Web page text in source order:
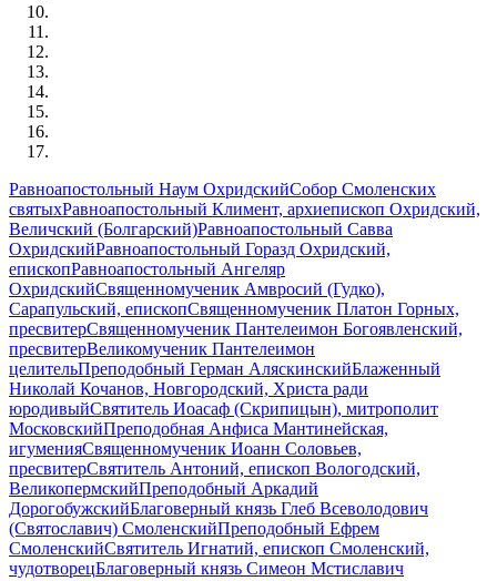
Равноапостольный Наум ОхридскийСобор Смоленских
святыхРавноапостольный Климент, архиепископ Охридский,
Величский (Болгарский)Равноапостольный Савва
ОхридскийРавноапостольный Горазд Охридский,
епископРавноапостольный Ангеляр
ОхридскийСвященномученик Амвросий (Гудко),
Сарапульский, епископСвященномученик Платон Горных,
пресвитерСвященномученик Пантелеимон Богоявленский,
пресвитерВеликомученик Пантелеимон
целительПреподобный Герман АляскинскийБлаженный
Николай Кочанов, Новгородский, Христа ради
юродивыйСвятитель Иоасаф (Скрипицын), митрополит
МосковскийПреподобная Анфиса Мантинейская,
игуменияСвященномученик Иоанн Соловьев,
пресвитерСвятитель Антоний, епископ Вологодский,
ВеликопермскийПреподобный Аркадий
ДорогобужскийБлаговерный князь Глеб Всеволодович
(Святославич) СмоленскийПреподобный Ефрем
СмоленскийСвятитель Игнатий, епископ Смоленский,
чудотворецБлаговерный князь Симеон Мстиславич